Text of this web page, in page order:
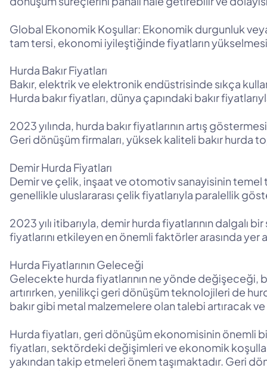
Global Ekonomik Koşullar: Ekonomik durgunluk
tam tersi, ekonomi iyileştiğinde fiyatların
Hurda Bakır Fiyatları
Bakır, elektrik ve elektronik endüstrisinde sıkça
Hurda bakır fiyatları, dünya çapındaki bakır
2023 yılında, hurda bakır fiyatlarının artış
Geri dönüşüm firmaları, yüksek kaliteli bakır
Demir Hurda Fiyatları
Demir ve çelik, inşaat ve otomotiv sanayisinin temel
genellikle uluslararası çelik fiyatlarıyla paralellik
2023 yılı itibarıyla, demir hurda fiyatlarının
fiyatlarını etkileyen en önemli faktörler arasında yer
Hurda Fiyatlarının Geleceği
Gelecekte hurda fiyatlarının ne yönde
artırırken, yenilikçi geri dönüşüm teknolojileri de
bakır gibi metal malzemelere olan talebi artıracak
Hurda fiyatları, geri dönüşüm ekonomisinin önemli
fiyatları, sektördeki değişimleri ve ekonomik
yakından takip etmeleri önem taşımaktadır. Geri